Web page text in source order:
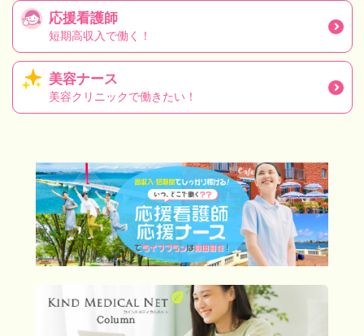
応援看護師
短期高収入で働く！
美容ナース
美容クリニックで働きたい！